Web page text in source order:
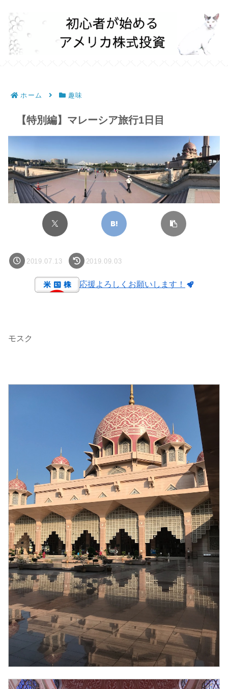
ホーム 趣味
【特別編】マレーシア旅行1日目
2019.07.13 2019.09.03
応援よろしくお願いします！
モスク